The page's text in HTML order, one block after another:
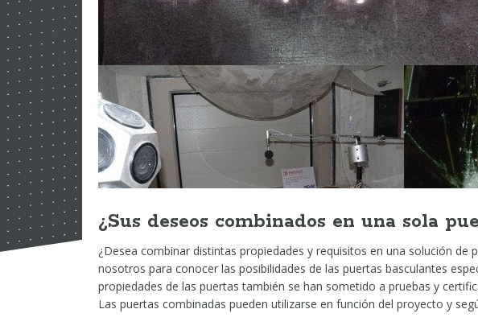
¿Sus deseos combinados en una sola
¿Desea combinar distintas propiedades y requisitos en una solución de
nosotros para conocer las posibilidades de las puertas basculantes
propiedades de las puertas también se han sometido a pruebas y
Las puertas combinadas pueden utilizarse en función del proyecto y